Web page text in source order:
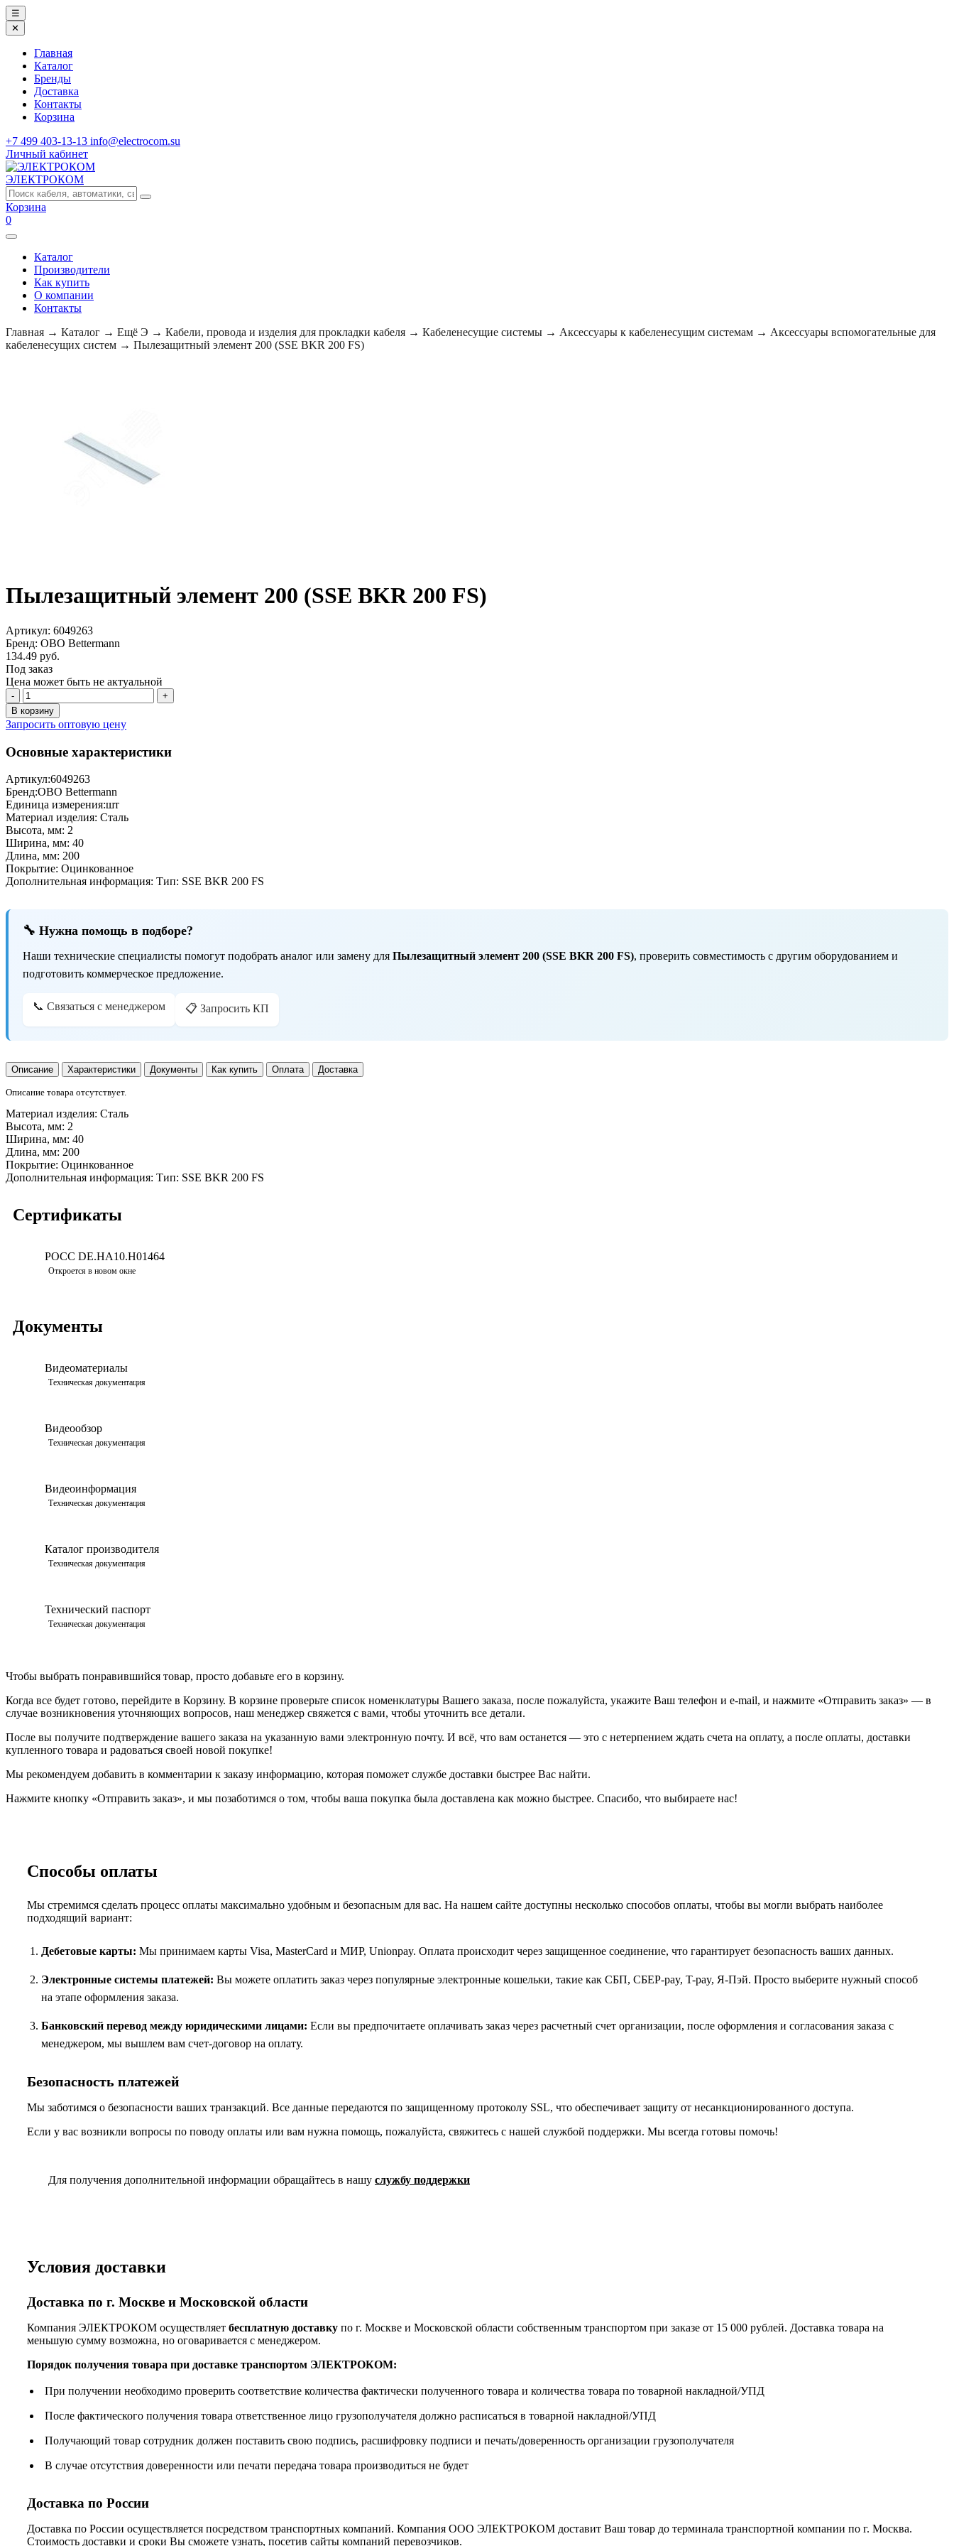
☰
✕
Главная
Каталог
Бренды
Доставка
Контакты
Корзина
+7 499 403-13-13 info@electrocom.su
Личный кабинет
ЭЛЕКТРОКОМ
Корзина
0
Каталог
Производители
Как купить
О компании
Контакты
Главная → Каталог → Ещё Э → Кабели, провода и изделия для прокладки кабеля → Кабеленесущие системы → Аксессуары к кабеленесущим системам → Аксессуары вспомогательные для
кабеленесущих систем → Пылезащитный элемент 200 (SSE BKR 200 FS)
Пылезащитный элемент 200 (SSE BKR 200 FS)
Артикул: 6049263
Бренд: OBO Bettermann
134.49 руб.
Под заказ
Цена может быть не актуальной
-
+
В корзину
Запросить оптовую цену
Основные характеристики
Артикул:6049263
Бренд:OBO Bettermann
Единица измерения:шт
Материал изделия: Сталь
Высота, мм: 2
Ширина, мм: 40
Длина, мм: 200
Покрытие: Оцинкованное
Дополнительная информация: Тип: SSE BKR 200 FS
🔧 Нужна помощь в подборе?
Наши технические специалисты помогут подобрать аналог или замену для Пылезащитный элемент 200 (SSE BKR 200 FS), проверить совместимость с другим оборудованием и
подготовить коммерческое предложение.
📞 Связаться с менеджером 📋 Запросить КП
Описание Характеристики Документы Как купить Оплата Доставка
Описание товара отсутствует.
Материал изделия: Сталь
Высота, мм: 2
Ширина, мм: 40
Длина, мм: 200
Покрытие: Оцинкованное
Дополнительная информация: Тип: SSE BKR 200 FS
Сертификаты
POCC DE.НА10.H01464
Откроется в новом окне
Документы
Видеоматериалы
Техническая документация
Видеообзор
Техническая документация
Видеоинформация
Техническая документация
Каталог производителя
Техническая документация
Технический паспорт
Техническая документация
Чтобы выбрать понравившийся товар, просто добавьте его в корзину.
Когда все будет готово, перейдите в Корзину. В корзине проверьте список номенклатуры Вашего заказа, после пожалуйста, укажите Ваш телефон и e-mail, и нажмите «Отправить заказ» — в
случае возникновения уточняющих вопросов, наш менеджер свяжется с вами, чтобы уточнить все детали.
После вы получите подтверждение вашего заказа на указанную вами электронную почту. И всё, что вам останется — это с нетерпением ждать счета на оплату, а после оплаты, доставки
купленного товара и радоваться своей новой покупке!
Мы рекомендуем добавить в комментарии к заказу информацию, которая поможет службе доставки быстрее Вас найти.
Нажмите кнопку «Отправить заказ», и мы позаботимся о том, чтобы ваша покупка была доставлена как можно быстрее. Спасибо, что выбираете нас!
Способы оплаты
Мы стремимся сделать процесс оплаты максимально удобным и безопасным для вас. На нашем сайте доступны несколько способов оплаты, чтобы вы могли выбрать наиболее
подходящий вариант:
Дебетовые карты: Мы принимаем карты Visa, MasterCard и МИР, Unionpay. Оплата происходит через защищенное соединение, что гарантирует безопасность ваших данных.
Электронные системы платежей: Вы можете оплатить заказ через популярные электронные кошельки, такие как СБП, СБЕР-pay, T-pay, Я-Пэй. Просто выберите нужный способ
на этапе оформления заказа.
Банковский перевод между юридическими лицами: Если вы предпочитаете оплачивать заказ через расчетный счет организации, после оформления и согласования заказа с
менеджером, мы вышлем вам счет-договор на оплату.
Безопасность платежей
Мы заботимся о безопасности ваших транзакций. Все данные передаются по защищенному протоколу SSL, что обеспечивает защиту от несанкционированного доступа.
Если у вас возникли вопросы по поводу оплаты или вам нужна помощь, пожалуйста, свяжитесь с нашей службой поддержки. Мы всегда готовы помочь!
Для получения дополнительной информации обращайтесь в нашу службу поддержки
Условия доставки
Доставка по г. Москве и Московской области
Компания ЭЛЕКТРОКОМ осуществляет бесплатную доставку по г. Москве и Московской области собственным транспортом при заказе от 15 000 рублей. Доставка товара на
меньшую сумму возможна, но оговаривается с менеджером.
Порядок получения товара при доставке транспортом ЭЛЕКТРОКОМ:
При получении необходимо проверить соответствие количества фактически полученного товара и количества товара по товарной накладной/УПД
После фактического получения товара ответственное лицо грузополучателя должно расписаться в товарной накладной/УПД
Получающий товар сотрудник должен поставить свою подпись, расшифровку подписи и печать/доверенность организации грузополучателя
В случае отсутствия доверенности или печати передача товара производиться не будет
Доставка по России
Доставка по России осуществляется посредством транспортных компаний. Компания ООО ЭЛЕКТРОКОМ доставит Ваш товар до терминала транспортной компании по г. Москва.
Стоимость доставки и сроки Вы сможете узнать, посетив сайты компаний перевозчиков.